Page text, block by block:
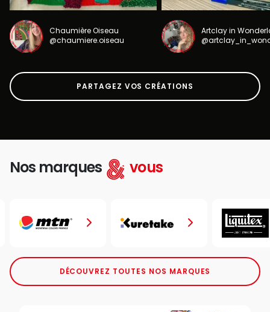
Chaumière Oiseau
@chaumiere.oiseau
Artclay in
PARTAGEZ VOS CRÉATIONS
Nos marques vous
DÉCOUVREZ TOUTES NOS MARQUES